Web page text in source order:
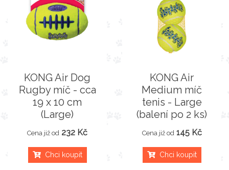
KONG Air Dog
Rugby míč - cca
19 x 10 cm
(Large)
Cena již od 232 Kč
Chci koupit
KONG Air
Medium míč
tenis - Large
(balení po 2 ks)
Cena již od 145 Kč
Chci koupit